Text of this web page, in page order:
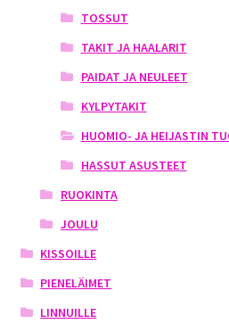
TOSSUT
TAKIT JA HAALARIT
PAIDAT JA NEULEET
KYLPYTAKIT
HUOMIO- JA HEIJASTIN
HASSUT ASUSTEET
RUOKINTA
JOULU
KISSOILLE
PIENELÄIMET
LINNUILLE